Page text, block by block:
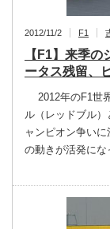
2012/11/2 F1
【F1】来季
ータス残留、
2012年のF1世
ル（レッドブル
ャンピオン争い
の動きが活発に